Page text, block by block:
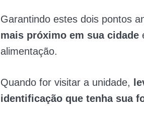
Garantindo estes dois pontos
mais próximo em sua cidade
alimentação.
Quando for visitar a unidade,
identificação que tenha sua